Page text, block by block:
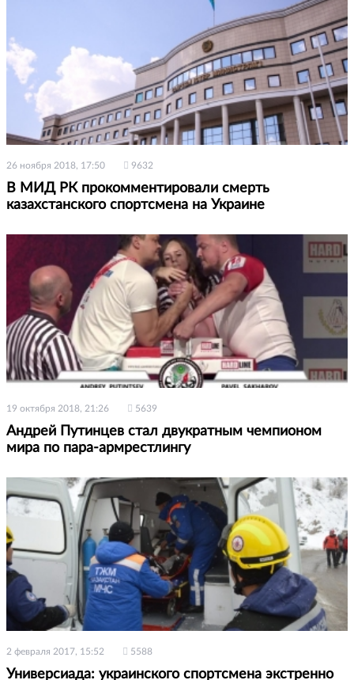
26 ноября 2018, 17:50 9632
В МИД РК прокомментировали смерть
казахстанского спортсмена на Украине
19 октября 2018, 21:26 5639
Андрей Путинцев стал двукратным чемпионом
мира по пара-армрестлингу
2 февраля 2017, 15:52 5588
Универсиада: украинского спортсмена экстренно